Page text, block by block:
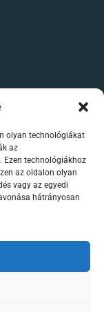
olyan technológiákat
az
Ezen technológiákhoz
az oldalon olyan
vagy az egyedi
hátrányosan